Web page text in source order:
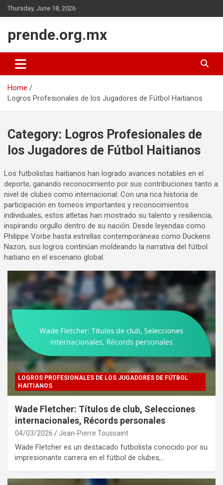
Skip
to
Thursday, June 18, 2026
prende.org.mx
Home
Logros Profesionales de los Jugadores de Fútbol Haitianos
Category: Logros Profesionales de
los Jugadores de Fútbol Haitianos
Los futbolistas haitianos han logrado avances notables en el
deporte, ganando reconocimiento por sus contribuciones tanto a
nivel de clubes como internacional. Con una rica historia de
participación en torneos importantes y reconocimientos
individuales, estos atletas han mostrado su talento y resiliencia,
inspirando orgullo dentro de su nación. Desde leyendas como
Philippe Vorbe hasta estrellas contemporáneas como Duckens
Nazon, sus logros continúan moldeando la narrativa del fútbol
haitiano en el escenario global.
LOGROS PROFESIONALES DE LOS JUGADORES DE FÚTBOL
HAITIANOS
Wade Fletcher: Títulos de club, Selecciones
internacionales, Récords personales
04/03/2026 Jean-Pierre Toussaint
Wade Fletcher es un destacado futbolista conocido por su
impresionante carrera en el fútbol de clubes,…